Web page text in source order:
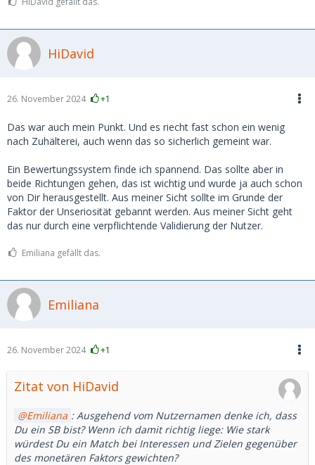
HiDavid
26. November 2024 +1
Das war auch mein Punkt. Und es riecht fast schon ein wenig
nach Zuhälterei, auch wenn das so sicherlich gemeint war.
Ein Bewertungssystem finde ich spannend. Das sollte aber in
beide Richtungen gehen, das ist wichtig und wurde ja auch schon
von Dir herausgestellt. Aus meiner Sicht sollte im Grunde der
Faktor der Unseriosität gebannt werden. Aus meiner Sicht geht
das nur durch eine verpflichtende Validierung der Nutzer.
Emiliana gefällt das.
Emiliana
26. November 2024 +1
Zitat von HiDavid
Emiliana : Ausgehend vom Nutzernamen denke ich, dass
Du ein SB bist? Wenn ich damit richtig liege: Wie stark
würdest Du ein Match bei Interessen und Zielen gegenüber
des monetären Faktors gewichten?